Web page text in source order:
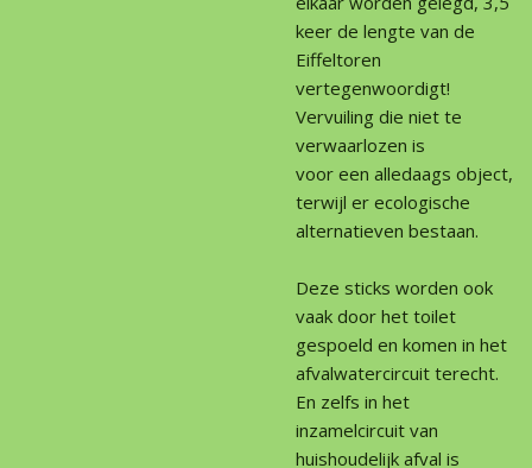
keer de lengte van de
Eiffeltoren
vertegenwoordigt!
Vervuiling die niet te
verwaarlozen is
voor een alledaags object,
terwijl er ecologische
alternatieven bestaan.
Deze sticks worden ook
vaak door het toilet
gespoeld en komen in het
afvalwatercircuit terecht.
En zelfs in het
inzamelcircuit van
huishoudelijk afval is